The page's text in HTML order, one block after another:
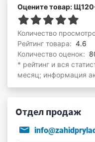
Оцените товар:
Количество
Рейтинг товара: 4.6
Количество оценок:
* рейтинг и вся
месяц; информация
Отдел продаж